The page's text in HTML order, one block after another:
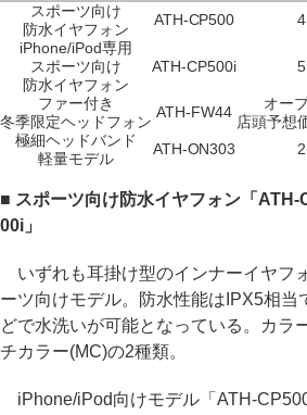
スポーツ向け
防水イヤフォン
ATH-CP500
iPhone/iPod専用
スポーツ向け
防水イヤフォン
ATH-CP500i
ファー付き
冬季限定ヘッドフォン
ATH-FW44
オー
店頭予想
極細ヘッドバンド
軽量モデル
ATH-ON303
■ スポーツ向け防水イヤフォン「
00i」
いずれも耳掛け型のインナーイヤフ
ーツ向けモデル。防水性能はIPX5相当
どで水洗いが可能となっている。カラ
チカラー(MC)の2種類。
iPhone/iPod向けモデル「ATH-